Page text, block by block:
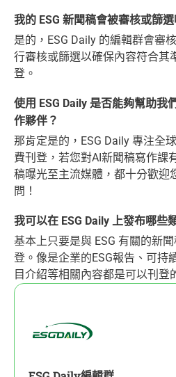
我的 ESG 新聞稿會被審核或篩選
是的，ESG Daily 的編輯群會審
行審核或篩選以確保內容符合其
登。
使用 ESG Daily 是否能夠幫助我
作夥伴？
那肯定是的，ESG Daily 專注全
費刊登，若您對AI新聞稿寫作課
稿曝光至主流媒體，都十分歡迎
問！
我可以在 ESG Daily 上發布哪些
基本上只要是與 ESG 有關的新
登。像是企業的ESG報告、可持
目介紹等相關內容都是可以刊登